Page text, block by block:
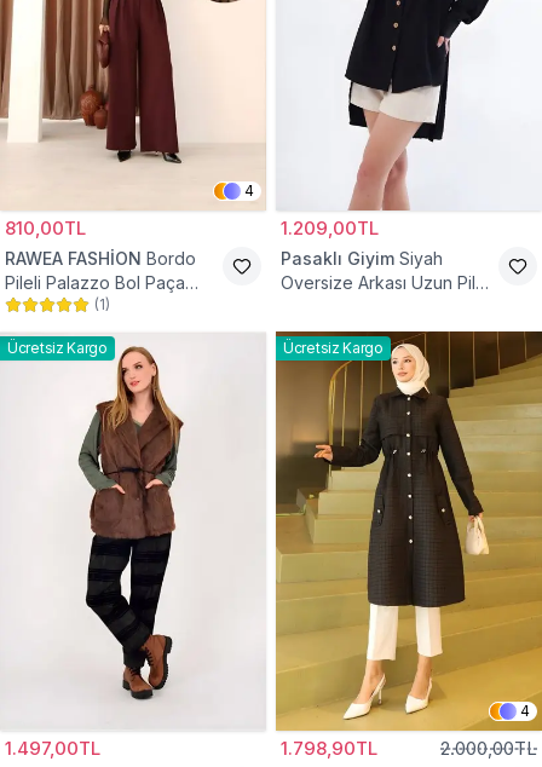
4
810,00TL
RAWEA FASHİON Bordo
Pileli Palazzo Bol Paça
Yüksek Bel Tesettür
Pantolon
(1)
1.209,00TL
Pasaklı Giyim Siyah
Oversize Arkası Uzun Pileli
Ücretsiz Kargo
1.497,00TL
Ücretsiz Kargo
4
1.798,90TL 2.000,00TL